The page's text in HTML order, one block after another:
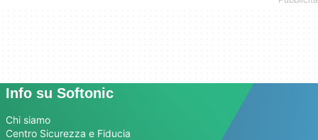
Info su Softonic
Chi siamo
Centro Sicurezza e Fiducia